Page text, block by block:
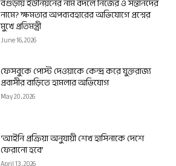
বগুড়ায় ইউনিয়নের নাম বদলে নিজের ও সন্তানদের
নামে? ক্ষমতার অপব্যবহারের অভিযোগে প্রশ্নের
মুখে প্রতিমন্ত্রী
June 16, 2026
ফেসবুকে পোস্ট দেওয়াকে কেন্দ্র করে যুক্তরাজ্য
প্রবাসীর বাড়িতে হামলার অভিযোগ
May 20, 2026
‘আইনি প্রক্রিয়া অনুযায়ী শেখ হাসিনাকে দেশে
ফেরানো হবে’